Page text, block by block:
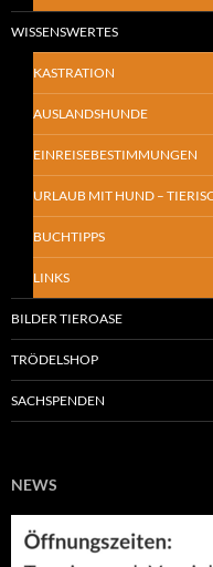
WISSENSWERTES
KASTRATION
AUSLANDSHUNDE
EINREISEBESTIMMUNGEN
URLAUB MIT HUND –
BUCHTIPPS
LINKS
BILDER TIEROASE
TRÖDELSHOP
SACHSPENDEN
NEWS